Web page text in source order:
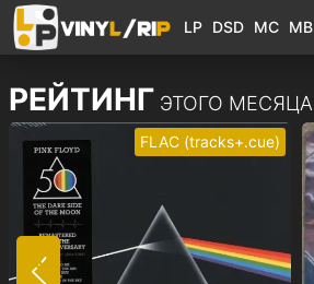
LP DSD MC MB
РЕЙТИНГ ЭТОГО МЕСЯЦА
FLAC (tracks+.cue)